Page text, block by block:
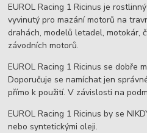
EUROL Racing 1 Ricinus je
vyvinutý pro mazání motorů na
drahách, modelů letadel, motokár,
závodních motorů.
EUROL Racing 1 Ricinus se dobře
Doporučuje se namíchat jen
přímo k použití. V závislosti na
EUROL Racing 1 Ricinus by se
nebo syntetickými oleji.